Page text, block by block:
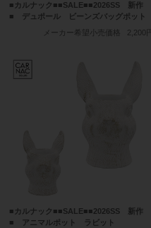
■カルナック■■SALE■■2026SS 新作
■ デュポール ビーンズバッグポット
メーカー希望小売価格
2,200円
■カルナック■■SALE■■2026SS 新作
■ アニマルポット ラビット